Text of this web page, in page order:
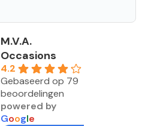
M.V.A.
Occasions
4.2
Gebaseerd op 79
beoordelingen
powered by
Google